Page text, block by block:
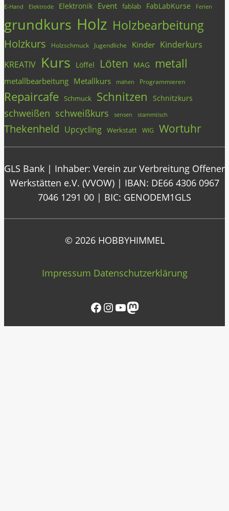
E-Hand Elektrode Elektronik Event fablab FabLabKurse Ferien
grundkurs Holz Holzbearbeitung
Holzkurs Holzschmuck Jugendliche Kinder Kinderkurs
KREATIV Kurs Löffel Löten MAG metall
metallbearbeitung Metallkurs mähen Programmieren
Repaircafe Schmuck Schnitzen Schnitzkurs
schweißen schweißkurs sensen stammtisch
Thekenheld Upcycling Werkstatt WIG Wortuhr
GLS Bank | Inhaber: Verein zur Verbreitung Offener
Werkstätten e.V. (VVOW) | IBAN: DE66 4306 0967
7046 1291 00 | BIC: GENODEM1GLS
© 2026 HOBBYHIMMEL
Impressum Datenschutzerklärung
Facebook InstagramYouTube Mastodon